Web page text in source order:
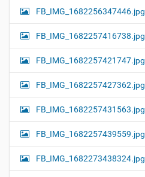
FB_IMG_1682256347446.jpg
FB_IMG_1682257416738.jpg
FB_IMG_1682257421747.jpg
FB_IMG_1682257427362.jpg
FB_IMG_1682257431563.jpg
FB_IMG_1682257439559.jpg
FB_IMG_1682273438324.jpg